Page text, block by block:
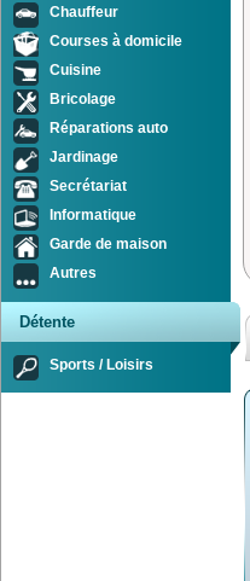
Chauffeur
Courses à domicile
Cuisine
Bricolage
Réparations auto
Jardinage
Secrétariat
Informatique
Garde de maison
Autres
Détente
Sports / Loisirs